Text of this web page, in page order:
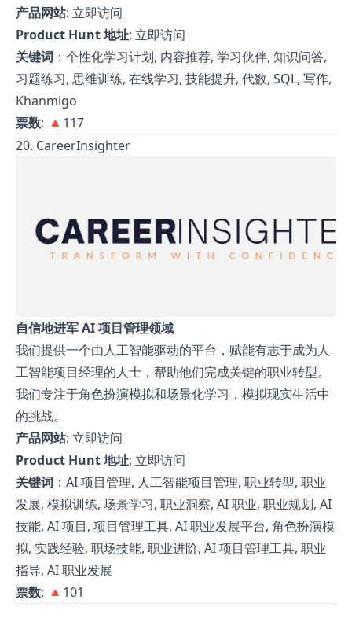
产品网站: 立即访问
Product Hunt 地址: 立即访问
关键词 ：个性化学习计划, 内容推荐, 学习伙伴, 知识问答,
习题练习, 思维训练, 在线学习, 技能提升, 代数, SQL, 写作,
Khanmigo
票数: 🔺117
20. CareerInsighter
自信地进军 AI 项目管理领域
我们提供一个由人工智能驱动的平台，赋能有志于成为人
工智能项目经理的人士，帮助他们完成关键的职业转型。
我们专注于角色扮演模拟和场景化学习，模拟现实生活中
的挑战。
产品网站: 立即访问
Product Hunt 地址: 立即访问
关键词 ：AI 项目管理, 人工智能项目管理, 职业转型, 职业
发展, 模拟训练, 场景学习, 职业洞察, AI 职业, 职业规划, AI
技能, AI 项目, 项目管理工具, AI 职业发展平台, 角色扮演模
拟, 实践经验, 职场技能, 职业进阶, AI 项目管理工具, 职业
指导, AI 职业发展
票数: 🔺101